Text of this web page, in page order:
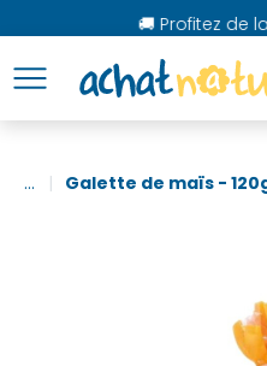
🚚 Profitez de
... Galette de maïs -